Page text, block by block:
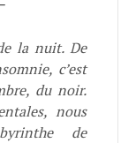
la nuit. De
c’est
du noir.
nous
de